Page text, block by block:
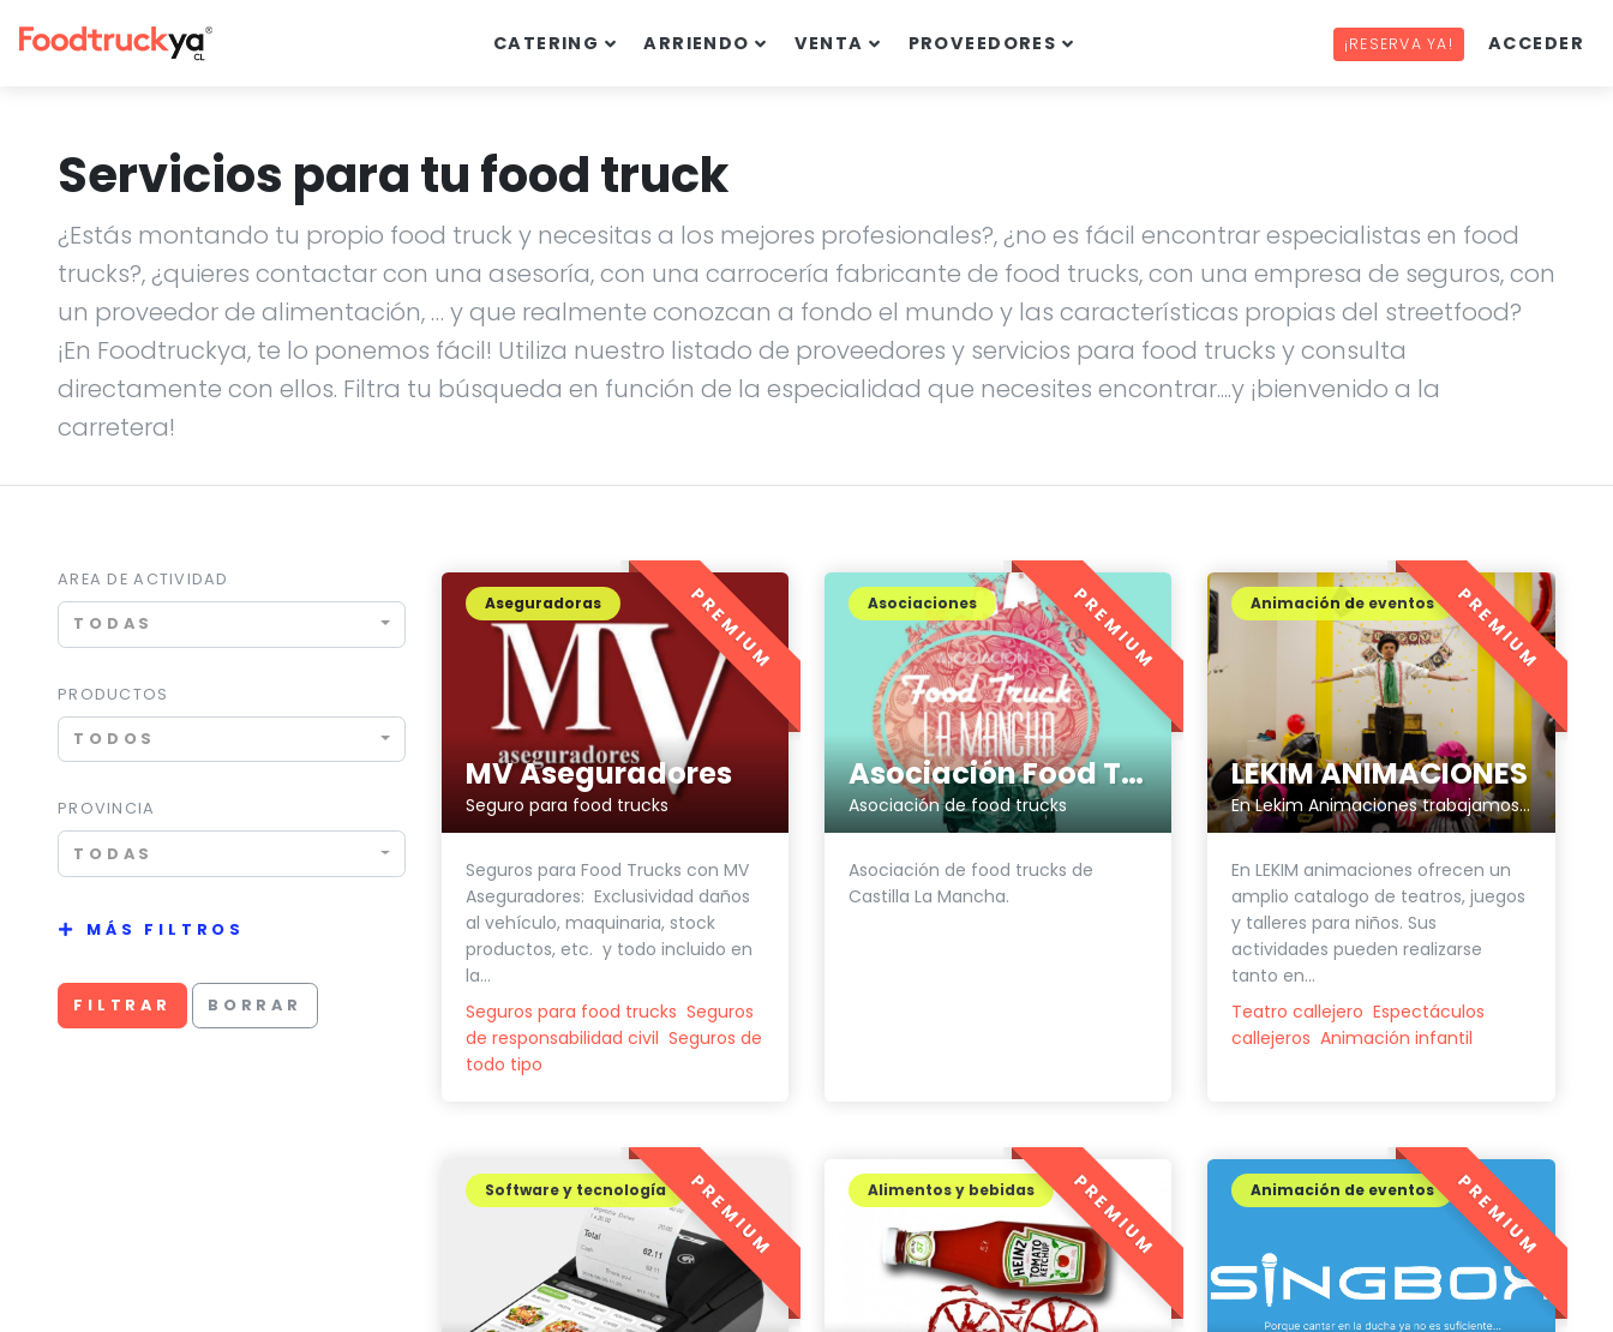
CATERING ARRIENDO VENTA PROVEEDORES ¡RESERVA YA! ACCEDER
Servicios para tu food truck
¿Estás montando tu propio food truck y necesitas a los mejores profesionales?, ¿no es fácil encontrar especialistas en food
trucks?, ¿quieres contactar con una asesoría, con una carrocería fabricante de food trucks, con una empresa de seguros, con
un proveedor de alimentación, … y que realmente conozcan a fondo el mundo y las características propias del streetfood?
¡En Foodtruckya, te lo ponemos fácil! Utiliza nuestro listado de proveedores y servicios para food trucks y consulta
directamente con ellos. Filtra tu búsqueda en función de la especialidad que necesites encontrar....y ¡bienvenido a la
carretera!
AREA DE ACTIVIDAD
TODAS
PRODUCTOS
TODOS
PROVINCIA
TODAS
MÁS FILTROS
FILTRAR BORRAR
MV Aseguradores
Seguro para food trucks
Aseguradoras
Seguros para Food Trucks con MV
Aseguradores: Exclusividad daños
al vehículo, maquinaria, stock
productos, etc. y todo incluido en
la...
Seguros para food trucks Seguros
de responsabilidad civil Seguros de
todo tipo
PREMIUM
Asociación Food Truck La Mancha
Asociación de food trucks
Asociaciones
Asociación de food trucks de
Castilla La Mancha.
PREMIUM
LEKIM ANIMACIONES
En Lekim Animaciones trabajamos para que tus ocasiones especiales sean únicas.
Animación de eventos
En LEKIM animaciones ofrecen un
amplio catalogo de teatros, juegos
y talleres para niños. Sus
actividades pueden realizarse
tanto en...
Teatro callejero Espectáculos
callejeros Animación infantil
PREMIUM
Software y tecnología PREMIUM Alimentos y bebidas PREMIUM Animación de eventos PREMIUM